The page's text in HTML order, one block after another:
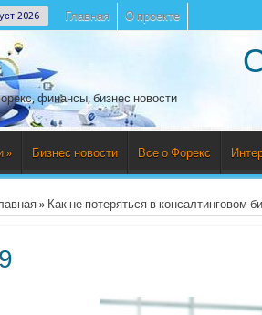
2026 Главная О проекте
финансы, бизнес новости
» Бизнес новости Все о Форекс
» Как не потеряться в консалтинговом